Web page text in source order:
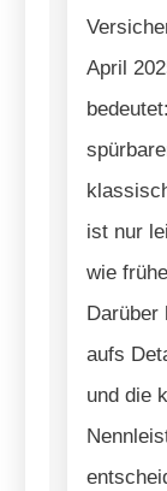
April
ist nur
wie
aufs
und die